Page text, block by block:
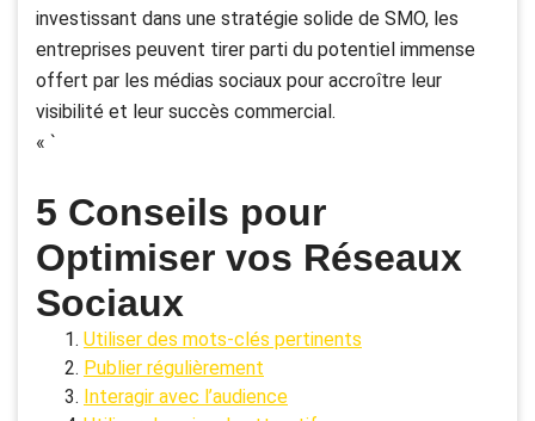
investissant dans une stratégie solide de SMO, les
entreprises peuvent tirer parti du potentiel immense
offert par les médias sociaux pour accroître leur
visibilité et leur succès commercial.
« `
5 Conseils pour
Optimiser vos Réseaux
Sociaux
Utiliser des mots-clés pertinents
Publier régulièrement
Interagir avec l’audience